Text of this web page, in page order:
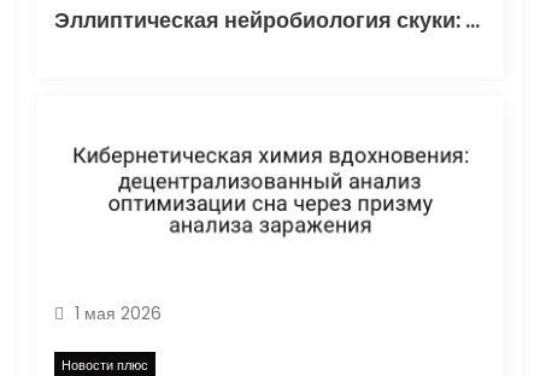
м
Эллиптическая нейробиология скуки: когнитивная нагрузка решения в условиях дефицита времени
1 мая 2026
Новости плюс